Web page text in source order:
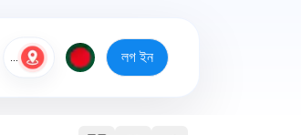
লগ ইন